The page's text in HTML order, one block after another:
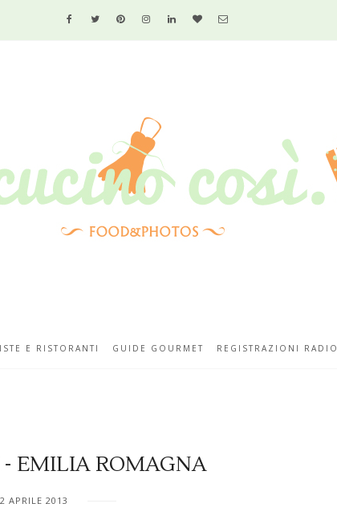
E RISTORANTI GUIDE GOURMET REGISTRAZIONI RADIO
- EMILIA ROMAGNA
APRILE 2013